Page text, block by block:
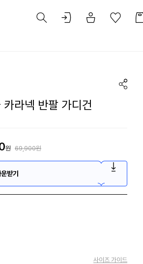
라넥 반팔 가디건
원 69,900원
받기
사이즈 가이드